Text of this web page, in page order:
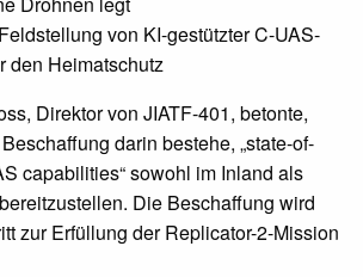
von KI-gestützter C-UAS-
den Heimatschutz
Direktor von JIATF-401, betonte,
darin bestehe, „state-of-
capabilities“ sowohl im Inland als
Die Beschaffung wird
zur Erfüllung der Replicator-2-Mission